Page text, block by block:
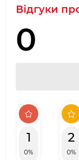
Піч
Через
Відгуки
0
1
0%
2
0%